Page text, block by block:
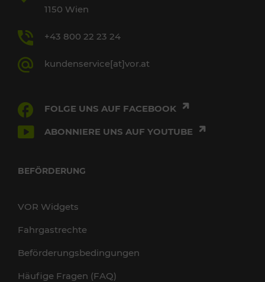
1150 Wien
+43 800 22 23 24
kundenservice[at]vor.at
FOLGE UNS AUF FACEBOOK
ABONNIERE UNS AUF YOUTUBE
BEFÖRDERUNG
VOR Widgets
Fahrgastrechte
Beförderungsbedingungen
Häufige Fragen (FAQ)